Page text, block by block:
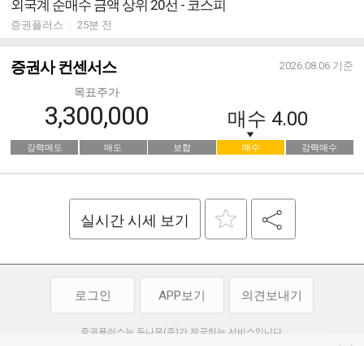
외국계 순매수 금액 상위 20선 - 코스피
증권플러스 25분 전
증권사 컨센서스 2026.08.06 기준
목표주가
3,300,000 매수 4.00
강력매도 매도 보합 매수 강력매수
실시간 시세 보기
로그인 APP보기 의견보내기
증권플러스는 두나무(주)가 제공하는 서비스입니다.